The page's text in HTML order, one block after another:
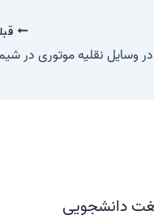
در وسایل نقلیه موتوری در
دانشجویی